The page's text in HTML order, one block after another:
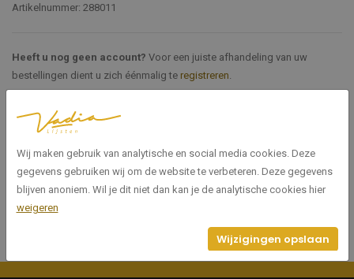
Artikelnummer: 288011
Heeft u nog geen account? Voor een juiste afhandeling van uw
bestellingen dient u zich éénmalig te registreren.
Specificaties
Artikelnummer 288011
Wij maken gebruik van analytische en social media cookies. Deze
gegevens gebruiken wij om de website te verbeteren. Deze gegevens
blijven anoniem. Wil je dit niet dan kan je de analytische cookies hier
weigeren
Wijzigingen opslaan